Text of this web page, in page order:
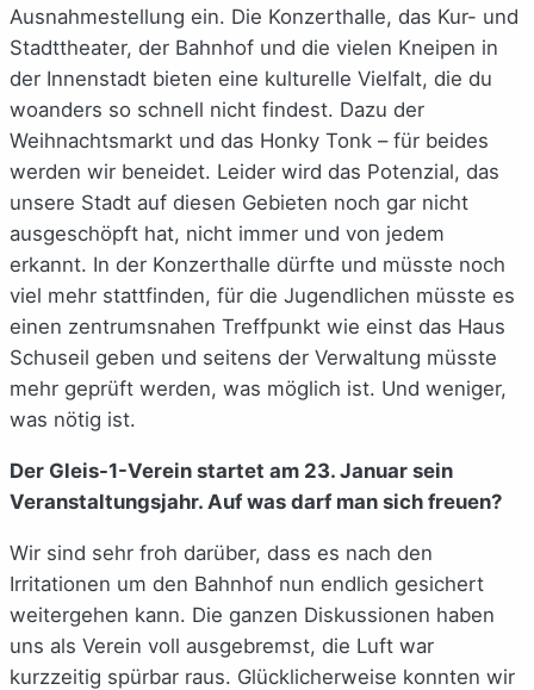
Ausnahmestellung ein. Die Konzerthalle, das Kur- und
Stadttheater, der Bahnhof und die vielen Kneipen in
der Innenstadt bieten eine kulturelle Vielfalt, die du
woanders so schnell nicht findest. Dazu der
Weihnachtsmarkt und das Honky Tonk – für beides
werden wir beneidet. Leider wird das Potenzial, das
unsere Stadt auf diesen Gebieten noch gar nicht
ausgeschöpft hat, nicht immer und von jedem
erkannt. In der Konzerthalle dürfte und müsste noch
viel mehr stattfinden, für die Jugendlichen müsste es
einen zentrumsnahen Treffpunkt wie einst das Haus
Schuseil geben und seitens der Verwaltung müsste
mehr geprüft werden, was möglich ist. Und weniger,
was nötig ist.
Der Gleis-1-Verein startet am 23. Januar sein
Veranstaltungsjahr. Auf was darf man sich freuen?
Wir sind sehr froh darüber, dass es nach den
Irritationen um den Bahnhof nun endlich gesichert
weitergehen kann. Die ganzen Diskussionen haben
uns als Verein voll ausgebremst, die Luft war
kurzzeitig spürbar raus. Glücklicherweise konnten wir